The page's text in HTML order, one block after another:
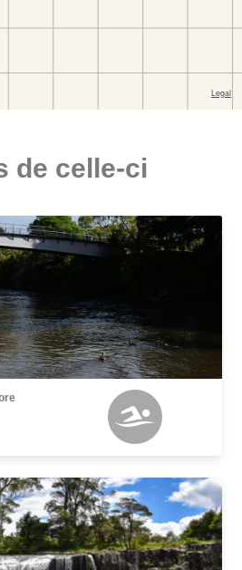
de celle-ci